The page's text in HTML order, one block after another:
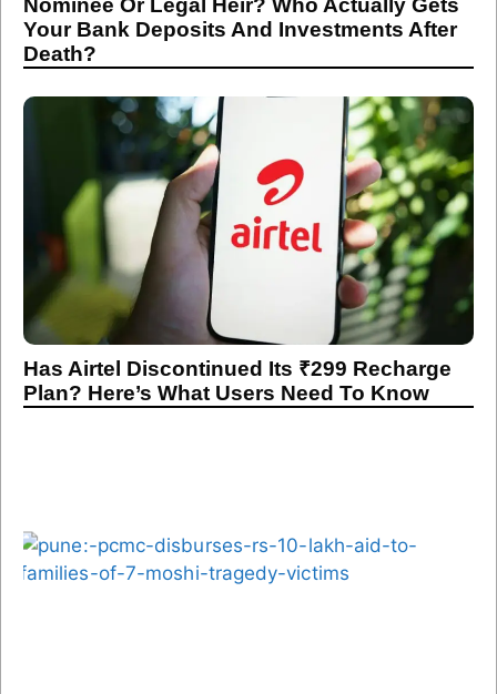
Nominee Or Legal Heir? Who Actually Gets
Your Bank Deposits And Investments After
Death?
Has Airtel Discontinued Its ₹299 Recharge
Plan? Here’s What Users Need To Know